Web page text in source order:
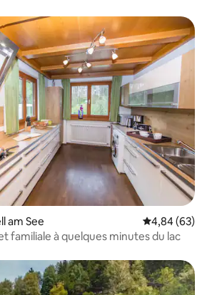
am See Évaluation
4,84 (63)
familiale à quelques minutes du lac